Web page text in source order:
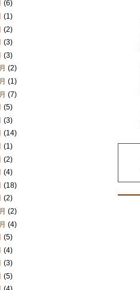
(6)
(1)
(2)
(3)
(3)
(2)
(1)
(7)
(5)
(3)
(14)
(1)
(2)
(4)
(18)
(2)
(2)
(4)
(5)
(4)
(3)
(5)